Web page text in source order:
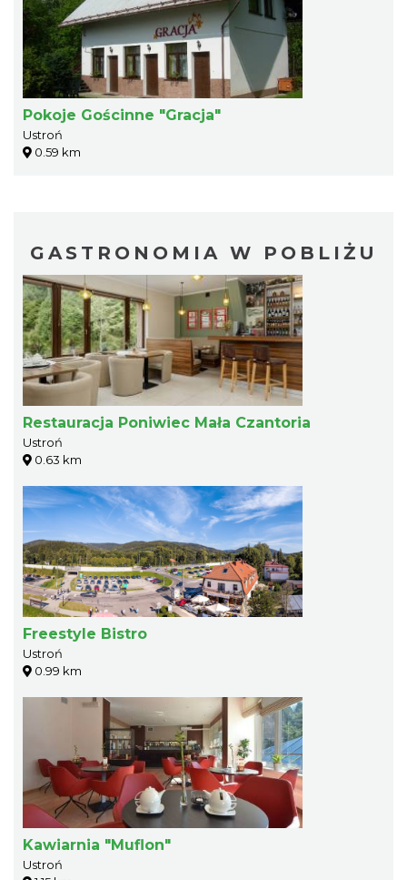
Pokoje Gościnne "Gracja"
Ustroń
0.59 km
GASTRONOMIA W POBLIŻU
Restauracja Poniwiec Mała Czantoria
Ustroń
0.63 km
Freestyle Bistro
Ustroń
0.99 km
Kawiarnia "Muflon"
Ustroń